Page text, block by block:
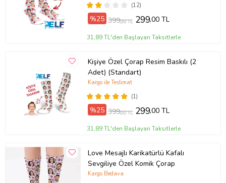
(12)
%25 399,00 TL 299,00 TL
31,89 TL'den Başlayan Taksitlerle
Kişiye Özel Çorap Resim Baskılı (2
Adet) (Standart)
(1)
Kargo ile Teslimat
%25 399,00 TL 299,00 TL
31,89 TL'den Başlayan Taksitlerle
Love Mesajlı Karikatürlü Kafalı
Sevgiliye Özel Komik Çorap
Kargo Bedava